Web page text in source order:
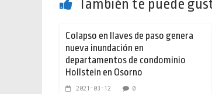
También te puede
Colapso en llaves de paso genera
nueva inundación en
departamentos de condominio
Hollstein en Osorno
2021-03-12 0